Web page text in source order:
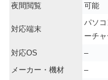
夜間閲覧
可能
対応端末
パソ
ーチ
対応OS
–
メーカー・機材
–